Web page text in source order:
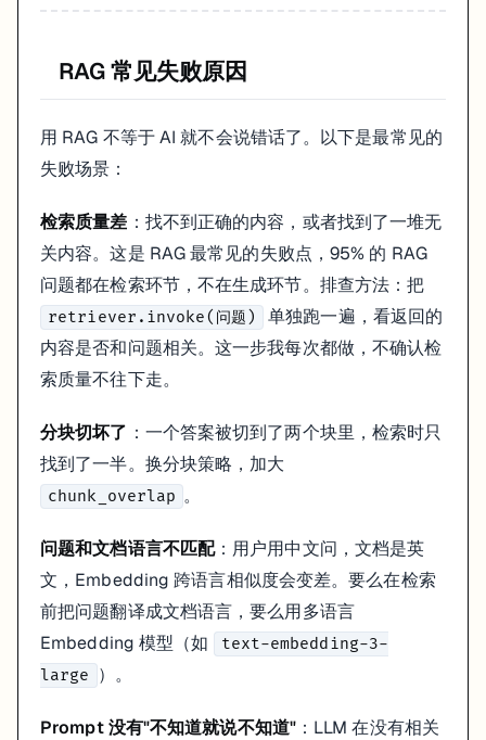
RAG 常见失败原因
用 RAG 不等于 AI 就不会说错话了。以下是最常见的
失败场景：
检索质量差 ：找不到正确的内容，或者找到了一堆无
关内容。这是 RAG 最常见的失败点，95% 的 RAG
问题都在检索环节，不在生成环节。排查方法：把
retriever.invoke(问题)
单独跑一遍，看返回的
内容是否和问题相关。这一步我每次都做，不确认检
索质量不往下走。
分块切坏了 ：一个答案被切到了两个块里，检索时只
找到了一半。换分块策略，加大
chunk_overlap 。
问题和文档语言不匹配：用户用中文问，文档是英
文，Embedding 跨语言相似度会变差。要么在检索
前把问题翻译成文档语言，要么用多语言
Embedding 模型（如
text-embedding-3-
large
）。
Prompt 没有"不知道就说不知道"：LLM 在没有相关